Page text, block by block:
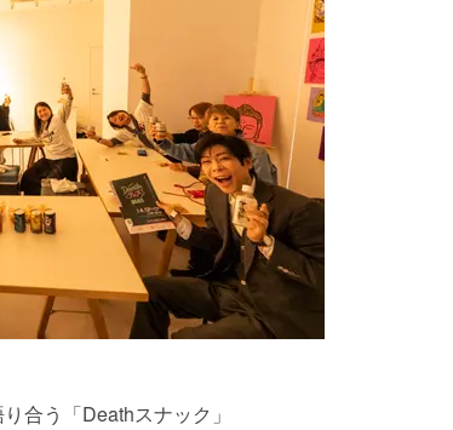
合う「Deathスナック」